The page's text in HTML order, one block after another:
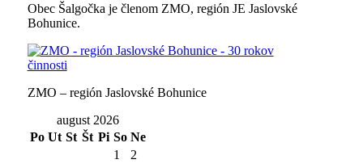
Obec Šalgočka je členom ZMO, región JE Jaslovské
Bohunice.
ZMO – región Jaslovské Bohunice
august 2026
Po Ut St Št Pi So Ne
1
2